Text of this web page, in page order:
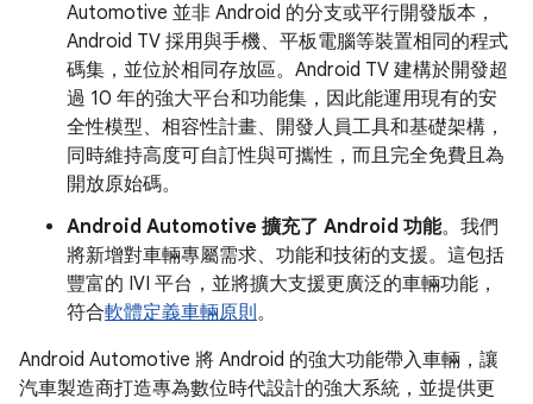
Automotive 並非 Android 的分支或平行開發版本，
Android TV 採用與手機、平板電腦等裝置相同的程式
碼集，並位於相同存放區。Android TV 建構於開發超
過 10 年的強大平台和功能集，因此能運用現有的安
全性模型、相容性計畫、開發人員工具和基礎架構，
同時維持高度可自訂性與可攜性，而且完全免費且為
開放原始碼。
Android Automotive 擴充了 Android 功能。我們
將新增對車輛專屬需求、功能和技術的支援。這包括
豐富的 IVI 平台，並將擴大支援更廣泛的車輛功能，
符合軟體定義車輛原則。
Android Automotive 將 Android 的強大功能帶入車輛，讓
汽車製造商打造專為數位時代設計的強大系統，並提供更